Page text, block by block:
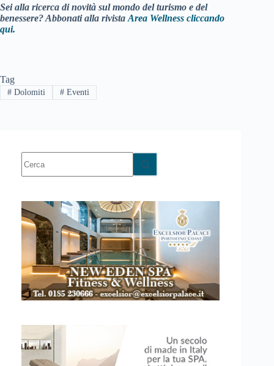
Sei alla ricerca di novità sul mondo del turismo e del
benessere? Abbonati alla rivista Area Wellness cliccando
qui.
Tag
#Dolomiti #Eventi
risultato